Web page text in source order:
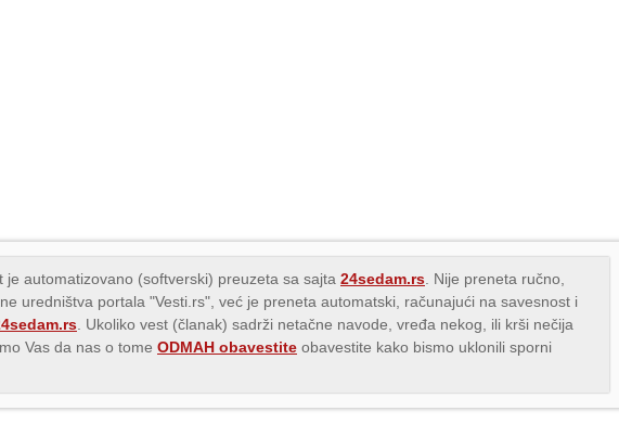
je automatizovano (softverski) preuzeta sa sajta 24sedam.rs . Nije preneta ručno,
uredništva portala "Vesti.rs", već je preneta automatski, računajući na savesnost i
. Ukoliko vest (članak) sadrži netačne navode, vređa nekog, ili krši nečija
Vas da nas o tome ODMAH obavestite obavestite kako bismo uklonili sporni